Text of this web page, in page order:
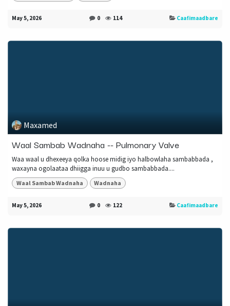
May 5, 2026 0 114 Caafimaadbare
Maxamed
Waal Sambab Wadnaha -- Pulmonary Valve
Waa waal u dhexeeya qolka hoose midig iyo halbowlaha sambabbada ,
waxayna ogolaataa dhiigga inuu u gudbo sambabbada....
Waal Sambab Wadnaha Wadnaha
May 5, 2026 0 122 Caafimaadbare